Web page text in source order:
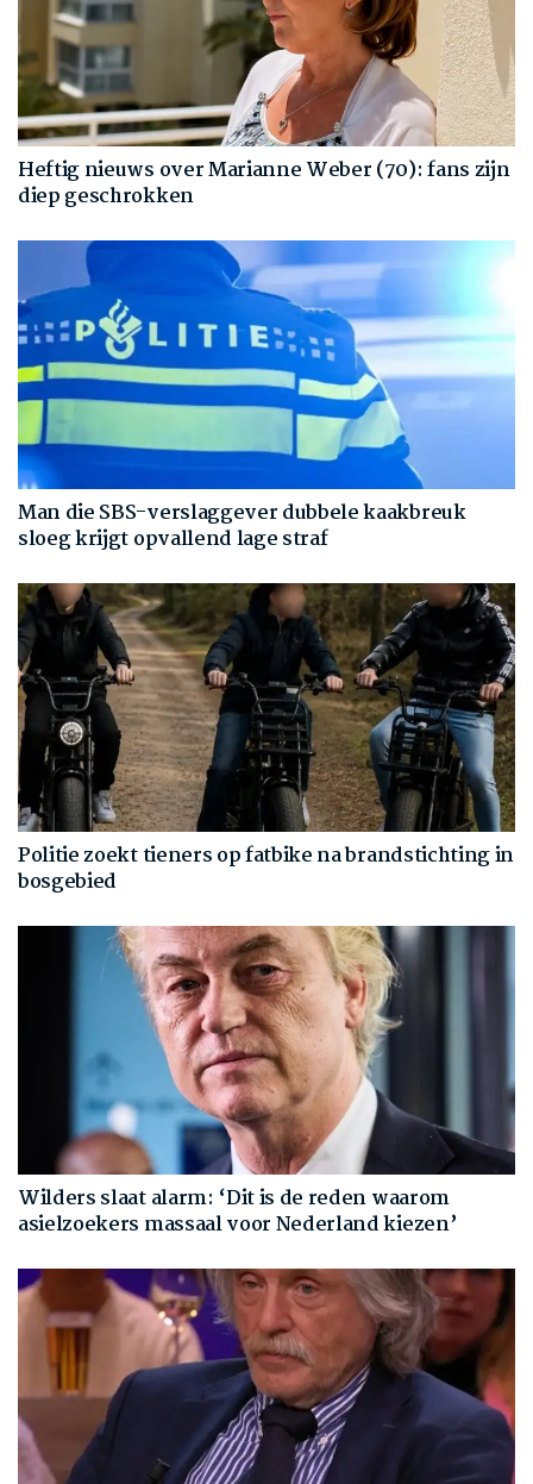
Heftig nieuws over Marianne Weber (70): fans zijn
diep geschrokken
Man die SBS-verslaggever dubbele kaakbreuk
sloeg krijgt opvallend lage straf
Politie zoekt tieners op fatbike na brandstichting in
bosgebied
Wilders slaat alarm: ‘Dit is de reden waarom
asielzoekers massaal voor Nederland kiezen’